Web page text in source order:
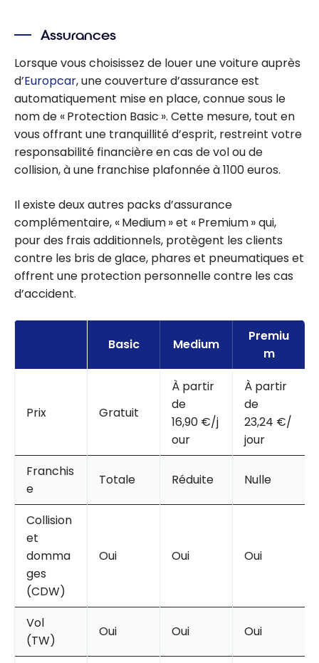
Assurances
Lorsque vous choisissez de louer une voiture auprès
d’Europcar, une couverture d’assurance est
automatiquement mise en place, connue sous le
nom de « Protection Basic ». Cette mesure, tout en
vous offrant une tranquillité d’esprit, restreint votre
responsabilité financière en cas de vol ou de
collision, à une franchise plafonnée à 1100 euros.
Il existe deux autres packs d’assurance
complémentaire, « Medium » et « Premium » qui,
pour des frais additionnels, protègent les clients
contre les bris de glace, phares et pneumatiques et
offrent une protection personnelle contre les cas
d’accident.
Basic Medium
Premiu
m
Prix Gratuit
À partir
de
16,90 €/j
our
À partir
de
23,24 €/
jour
Franchis
e
Totale Réduite Nulle
Collision
et
domma
ges
(CDW)
Oui Oui Oui
Vol
(TW)
Oui Oui Oui